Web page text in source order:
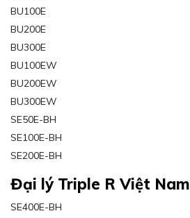
BU100E
BU200E
BU300E
BU100EW
BU200EW
BU300EW
SE50E-BH
SE100E-BH
SE200E-BH
Đại lý Triple R Việt Nam
SE400E-BH